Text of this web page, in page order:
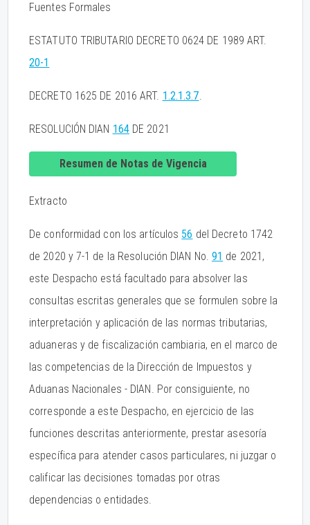
Fuentes Formales
ESTATUTO TRIBUTARIO DECRETO 0624 DE 1989 ART.
20-1
DECRETO 1625 DE 2016 ART. 1.2.1.3.7.
RESOLUCIÓN DIAN 164DE 2021
Resumen de Notas de Vigencia
Extracto
De conformidad con los artículos 56 del Decreto 1742
de 2020 y 7-1 de la Resolución DIAN No.91 de 2021,
este Despacho está facultado para absolver las
consultas escritas generales que se formulen sobre la
interpretación y aplicación de las normas tributarias,
aduaneras y de fiscalización cambiaria, en el marco de
las competencias de la Dirección de Impuestos y
Aduanas Nacionales - DIAN. Por consiguiente, no
corresponde a este Despacho, en ejercicio de las
funciones descritas anteriormente, prestar asesoría
específica para atender casos particulares, ni juzgar o
calificar las decisiones tomadas por otras
dependencias o entidades.